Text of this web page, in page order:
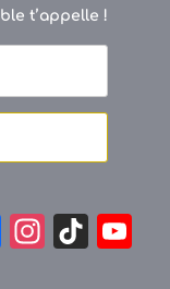
t’appelle !
F
In Ti